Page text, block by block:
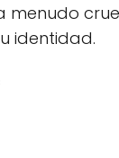
identidad.